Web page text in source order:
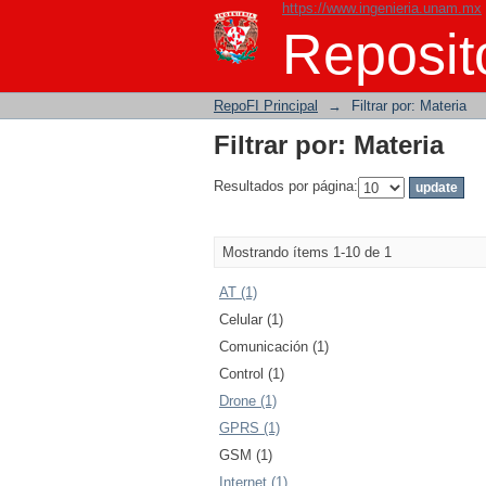
https://www.ingenieria.unam.mx
Filtrar por: Materia
RepoFI Principal → Filtrar por: Materia
Filtrar por: Materia
Resultados por página:
Mostrando ítems 1-10 de 1
AT (1)
Celular (1)
Comunicación (1)
Control (1)
Drone (1)
GPRS (1)
GSM (1)
Internet (1)